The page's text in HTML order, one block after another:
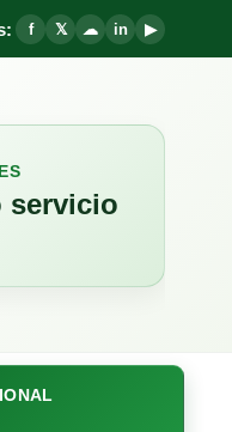
f 𝕏 ☁ in ▶
servicio